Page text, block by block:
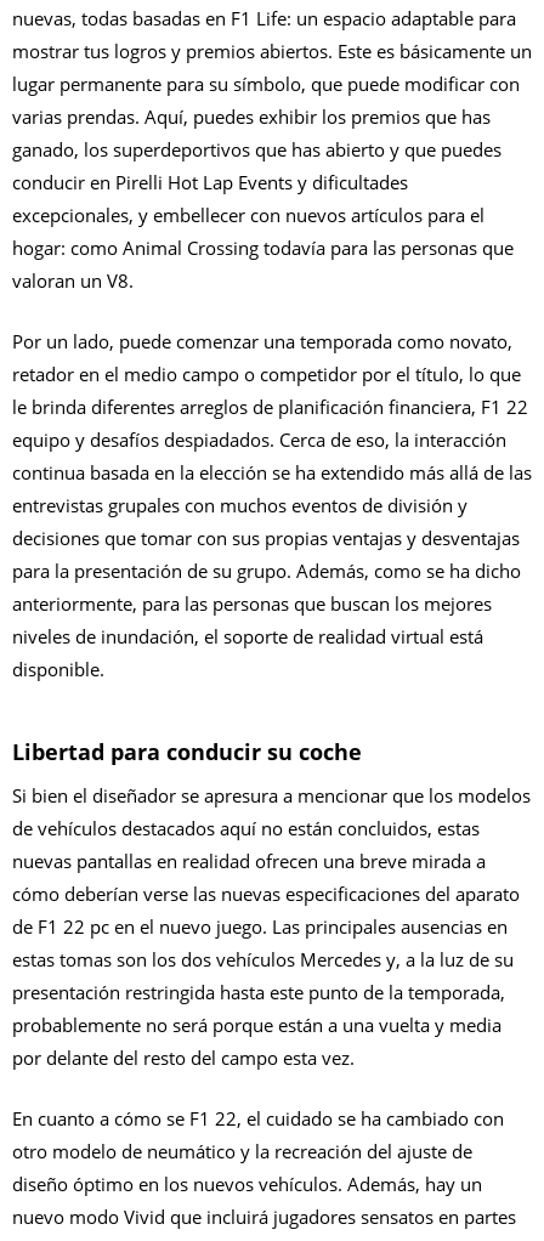
nuevas, todas basadas en F1 Life: un espacio adaptable para
mostrar tus logros y premios abiertos. Este es básicamente un
lugar permanente para su símbolo, que puede modificar con
varias prendas. Aquí, puedes exhibir los premios que has
ganado, los superdeportivos que has abierto y que puedes
conducir en Pirelli Hot Lap Events y dificultades
excepcionales, y embellecer con nuevos artículos para el
hogar: como Animal Crossing todavía para las personas que
valoran un V8.
Por un lado, puede comenzar una temporada como novato,
retador en el medio campo o competidor por el título, lo que
le brinda diferentes arreglos de planificación financiera, F1 22
equipo y desafíos despiadados. Cerca de eso, la interacción
continua basada en la elección se ha extendido más allá de las
entrevistas grupales con muchos eventos de división y
decisiones que tomar con sus propias ventajas y desventajas
para la presentación de su grupo. Además, como se ha dicho
anteriormente, para las personas que buscan los mejores
niveles de inundación, el soporte de realidad virtual está
disponible.
Libertad para conducir su coche
Si bien el diseñador se apresura a mencionar que los modelos
de vehículos destacados aquí no están concluidos, estas
nuevas pantallas en realidad ofrecen una breve mirada a
cómo deberían verse las nuevas especificaciones del aparato
de F1 22 pc en el nuevo juego. Las principales ausencias en
estas tomas son los dos vehículos Mercedes y, a la luz de su
presentación restringida hasta este punto de la temporada,
probablemente no será porque están a una vuelta y media
por delante del resto del campo esta vez.
En cuanto a cómo se F1 22, el cuidado se ha cambiado con
otro modelo de neumático y la recreación del ajuste de
diseño óptimo en los nuevos vehículos. Además, hay un
nuevo modo Vivid que incluirá jugadores sensatos en partes